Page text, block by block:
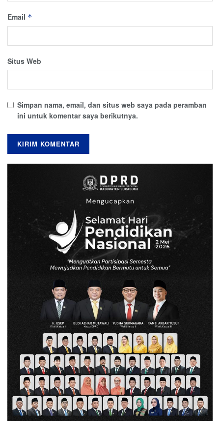
Email *
Situs Web
Simpan nama, email, dan situs web saya pada peramban
ini untuk komentar saya berikutnya.